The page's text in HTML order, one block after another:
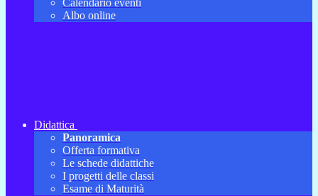
Calendario eventi
Albo online
Didattica
Panoramica
Offerta formativa
Le schede didattiche
I progetti delle classi
Esame di Maturità